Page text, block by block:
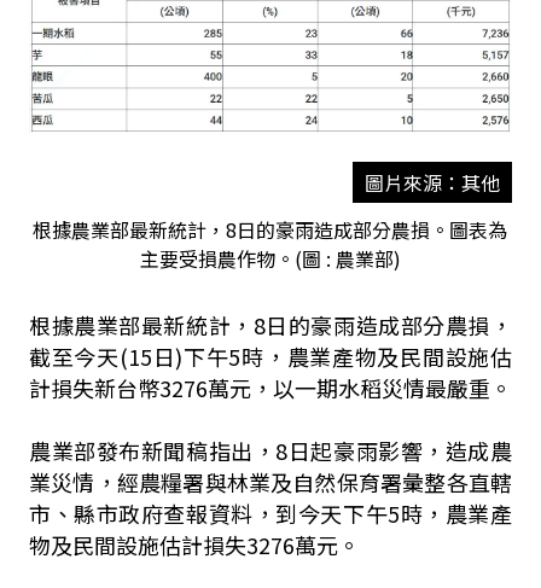
圖片來源：其他
根據農業部最新統計，8日的豪雨造成部分農損。圖表為
主要受損農作物。(圖 : 農業部)
根據農業部最新統計，8日的豪雨造成部分農損，
截至今天(15日)下午5時，農業產物及民間設施估
計損失新台幣3276萬元，以一期水稻災情最嚴重。
農業部發布新聞稿指出，8日起豪雨影響，造成農
業災情，經農糧署與林業及自然保育署彙整各直轄
市、縣市政府查報資料，到今天下午5時，農業產
物及民間設施估計損失3276萬元。